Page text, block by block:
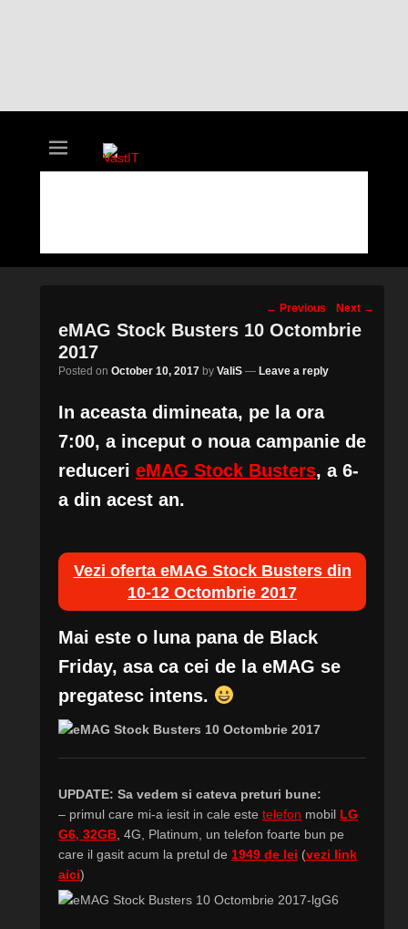
vastIT.ro
Blog de Tehnologie
Post
navigation
← Previous Next →
eMAG Stock Busters 10 Octombrie
2017
Posted on October 10, 2017 by ValiS — Leave a reply
In aceasta dimineata, pe la ora
7:00, a inceput o noua campanie de
reduceri eMAG Stock Busters, a 6-
a din acest an.
Vezi oferta eMAG Stock Busters din
10-12 Octombrie 2017
Mai este o luna pana de Black
Friday, asa ca cei de la eMAG se
pregatesc intens.
UPDATE: Sa vedem si cateva preturi bune:
– primul care mi-a iesit in cale este telefon mobil LG
G6, 32GB , 4G, Platinum, un telefon foarte bun pe
care il gasit acum la pretul de 1949 de lei (vezi link
aici)